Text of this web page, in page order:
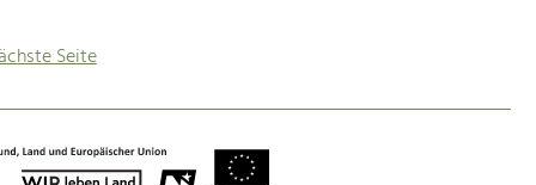
Seite